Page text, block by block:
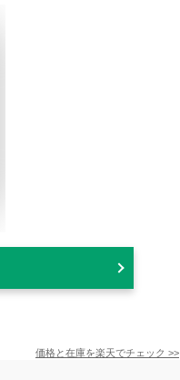
価格と在庫を楽天でチェック >>